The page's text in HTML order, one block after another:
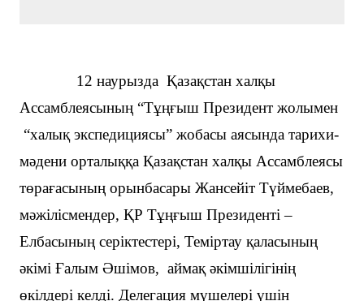
12 наурызда Қазақстан халқы
Ассамблеясының “Тұңғыш Президент жолымен
“халық экспедициясы” жобасы аясында тарихи-
мәдени орталыққа Қазақстан халқы Ассамблеясы
төрағасының орынбасары Жансейіт Түймебаев,
мәжілісмендер, ҚР Тұңғыш Президенті –
Елбасының серіктестері, Теміртау қаласының
әкімі Ғалым Әшімов, аймақ әкімшілігінің
өкілдері келді. Делегация мүшелері үшін